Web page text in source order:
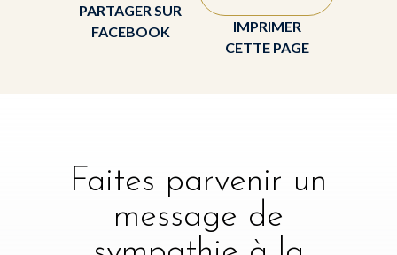
PARTAGER SUR
FACEBOOK
IMPRIMER
CETTE PAGE
Faites parvenir un
message de